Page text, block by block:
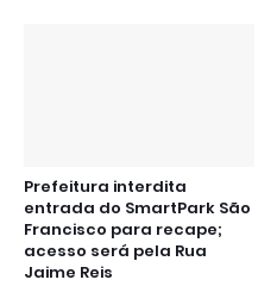
Prefeitura interdita
entrada do SmartPark São
Francisco para recape;
acesso será pela Rua
Jaime Reis